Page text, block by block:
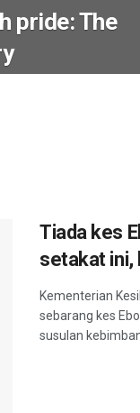
pride: The
Tiada kes
setakat ini,
Kementerian
sebarang kes
susulan